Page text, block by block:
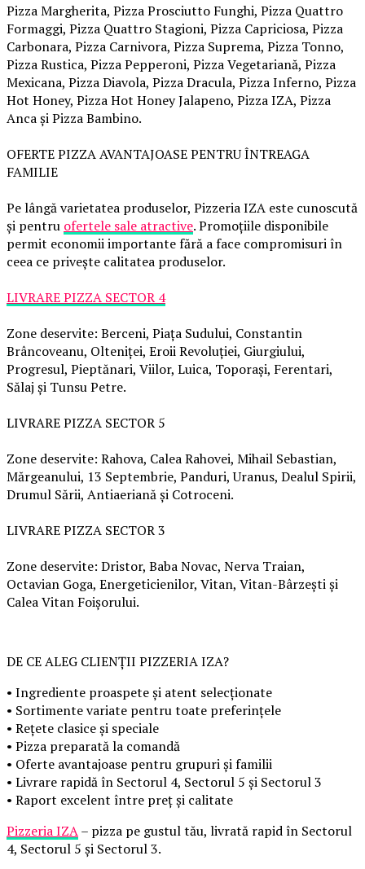
Pizza Margherita, Pizza Prosciutto Funghi, Pizza Quattro
Formaggi, Pizza Quattro Stagioni, Pizza Capriciosa, Pizza
Carbonara, Pizza Carnivora, Pizza Suprema, Pizza Tonno,
Pizza Rustica, Pizza Pepperoni, Pizza Vegetariană, Pizza
Mexicana, Pizza Diavola, Pizza Dracula, Pizza Inferno, Pizza
Hot Honey, Pizza Hot Honey Jalapeno, Pizza IZA, Pizza
Anca și Pizza Bambino.
OFERTE PIZZA AVANTAJOASE PENTRU ÎNTREAGA
FAMILIE
Pe lângă varietatea produselor, Pizzeria IZA este cunoscută
și pentru ofertele sale atractive. Promoțiile disponibile
permit economii importante fără a face compromisuri în
ceea ce privește calitatea produselor.
LIVRARE PIZZA SECTOR 4
Zone deservite: Berceni, Piața Sudului, Constantin
Brâncoveanu, Olteniței, Eroii Revoluției, Giurgiului,
Progresul, Pieptănari, Viilor, Luica, Toporași, Ferentari,
Sălaj și Tunsu Petre.
LIVRARE PIZZA SECTOR 5
Zone deservite: Rahova, Calea Rahovei, Mihail Sebastian,
Mărgeanului, 13 Septembrie, Panduri, Uranus, Dealul Spirii,
Drumul Sării, Antiaeriană și Cotroceni.
LIVRARE PIZZA SECTOR 3
Zone deservite: Dristor, Baba Novac, Nerva Traian,
Octavian Goga, Energeticienilor, Vitan, Vitan-Bârzești și
Calea Vitan Foișorului.
DE CE ALEG CLIENȚII PIZZERIA IZA?
• Ingrediente proaspete și atent selecționate
• Sortimente variate pentru toate preferințele
• Rețete clasice și speciale
• Pizza preparată la comandă
• Oferte avantajoase pentru grupuri și familii
• Livrare rapidă în Sectorul 4, Sectorul 5 și Sectorul 3
• Raport excelent între preț și calitate
Pizzeria IZA– pizza pe gustul tău, livrată rapid în Sectorul
4, Sectorul 5 și Sectorul 3.